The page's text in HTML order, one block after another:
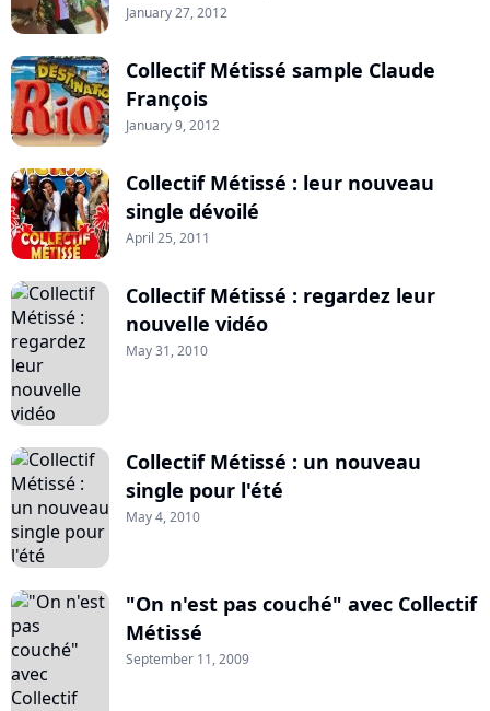
January 27, 2012
Collectif Métissé sample Claude
François
January 9, 2012
Collectif Métissé : leur nouveau
single dévoilé
April 25, 2011
Collectif Métissé : regardez leur
nouvelle vidéo
May 31, 2010
Collectif Métissé : un nouveau
single pour l'été
May 4, 2010
"On n'est pas couché" avec Collectif
Métissé
September 11, 2009